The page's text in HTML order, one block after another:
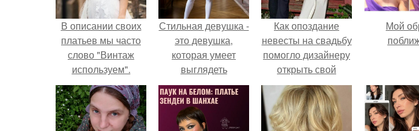
В описании своих
платьев мы часто
слово "Винтаж
используем".
Стильная девушка -
это девушка,
которая умеет
выглядеть
привлекательно и
элегантно в любои
ситуации.
Как опоздание
невесты на свадьбу
помогло дизайнеру
открыть свой
бренд.
Мой